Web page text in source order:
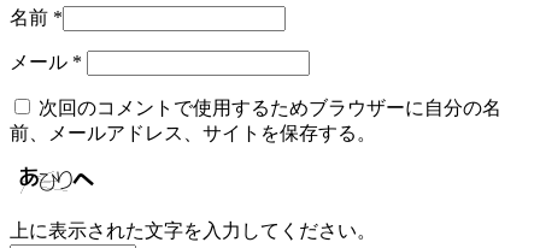
名前 *
メール *
次回のコメントで使用するためブラウザーに自分の名
前、メールアドレス、サイトを保存する。
上に表示された文字を入力してください。